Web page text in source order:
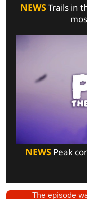
NEWSTrails in
NEWSPeak